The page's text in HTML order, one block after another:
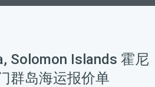
Solomon Islands 霍尼
群岛海运报价单